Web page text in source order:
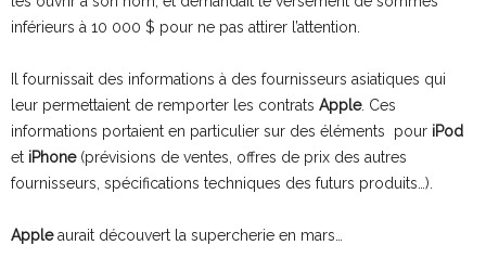
inférieurs à 10 000 $ pour ne pas attirer l’attention.
Il fournissait des informations à des fournisseurs asiatiques qui
leur permettaient de remporter les contrats Apple. Ces
informations portaient en particulier sur des éléments pour iPod
et iPhone(prévisions de ventes, offres de prix des autres
fournisseurs, spécifications techniques des futurs produits…).
Appleaurait découvert la supercherie en mars…